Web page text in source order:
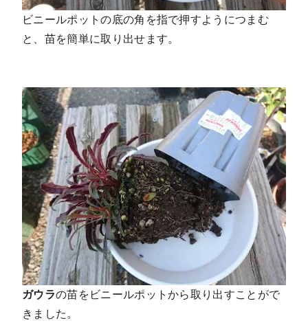
ビニールポットの底の角を指で押すようにつまむ
と、苗を簡単に取り出せます。
ガウラの苗をビニールポットから取り出すことがで
きました。